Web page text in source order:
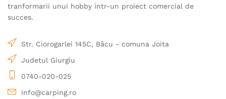
tranformarii unui hobby intr-un proiect comercial de
succes.
Str. Ciorogarlei 145C, Bâcu - comuna Joita
Judetul Giurgiu
0740-020-025
info@carping.ro